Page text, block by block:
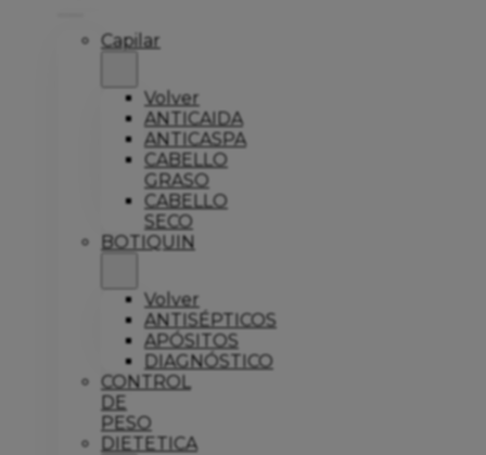
Capilar
Volver
ANTICAIDA
ANTICASPA
CABELLO
GRASO
CABELLO
SECO
BOTIQUIN
Volver
ANTISÉPTICOS
APÓSITOS
DIAGNÓSTICO
CONTROL
DE
PESO
DIETETICA